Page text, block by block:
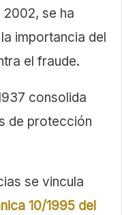
2002, se ha
importancia del
el fraude.
consolida
de protección
se vincula
10/1995 del